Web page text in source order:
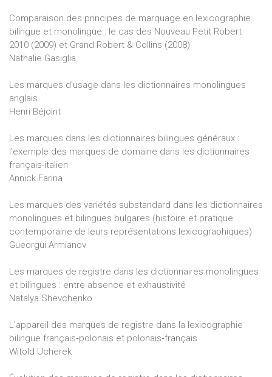
Comparaison des principes de marquage en lexicographie
bilingue et monolingue : le cas des Nouveau Petit Robert
2010 (2009) et Grand Robert & Collins (2008)
Nathalie Gasiglia
Les marques d'usage dans les dictionnaires monolingues
anglais
Henri Béjoint
Les marques dans les dictionnaires bilingues généraux :
l'exemple des marques de domaine dans les dictionnaires
français-italien
Annick Farina
Les marques des variétés substandard dans les dictionnaires
monolingues et bilingues bulgares (histoire et pratique
contemporaine de leurs représentations lexicographiques)
Gueorgui Armianov
Les marques de registre dans les dictionnaires monolingues
et bilingues : entre absence et exhaustivité
Natalya Shevchenko
L’appareil des marques de registre dans la lexicographie
bilingue français‑polonais et polonais‑français
Witold Ucherek